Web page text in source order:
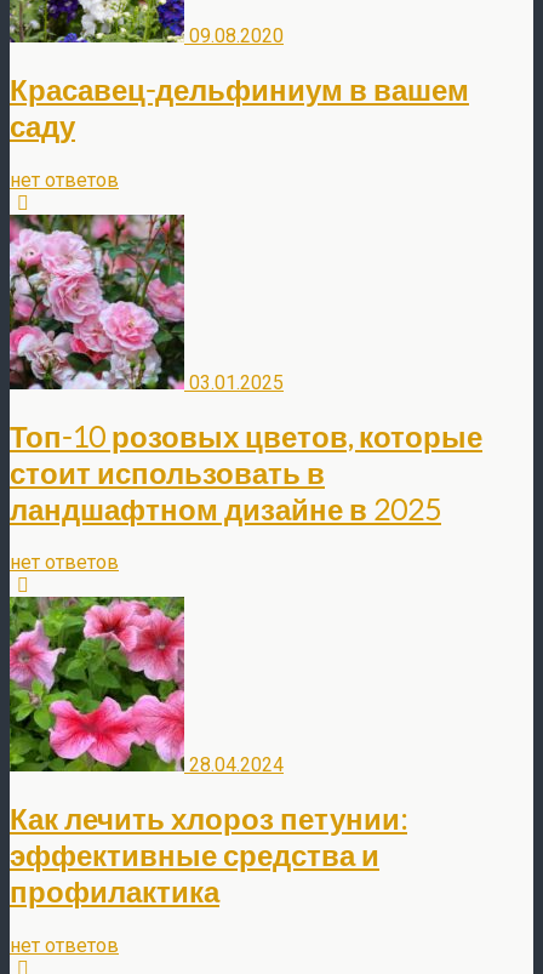
09.08.2020
Красавец-дельфиниум в вашем
саду
нет ответов
03.01.2025
Топ-10 розовых цветов, которые
стоит использовать в
ландшафтном дизайне в 2025
нет ответов
28.04.2024
Как лечить хлороз петунии:
эффективные средства и
профилактика
нет ответов